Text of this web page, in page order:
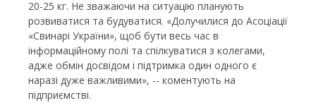
20-25 кг. Не зважаючи на ситуацію планують
розвиватися та будуватися. «Долучилися до Асоціації
«Свинарі України», щоб бути весь час в
інформаційному полі та спілкуватися з колегами,
адже обмін досвідом і підтримка один одного є
наразі дуже важливими», -- коментують на
підприємстві.